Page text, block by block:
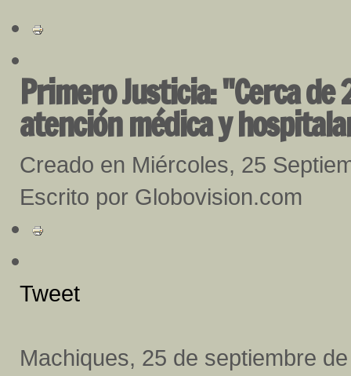
Primero Justicia: "Cerca
atención médica y
Creado en Miércoles, 25
Escrito por Globovision.com
Tweet
Machiques, 25 de septiembre